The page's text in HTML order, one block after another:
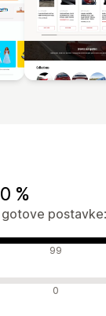
%
99
0